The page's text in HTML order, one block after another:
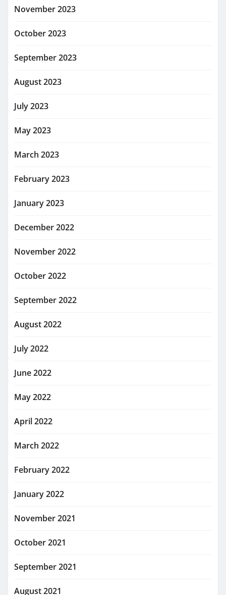
November 2023
October 2023
September 2023
August 2023
July 2023
May 2023
March 2023
February 2023
January 2023
December 2022
November 2022
October 2022
September 2022
August 2022
July 2022
June 2022
May 2022
April 2022
March 2022
February 2022
January 2022
November 2021
October 2021
September 2021
August 2021